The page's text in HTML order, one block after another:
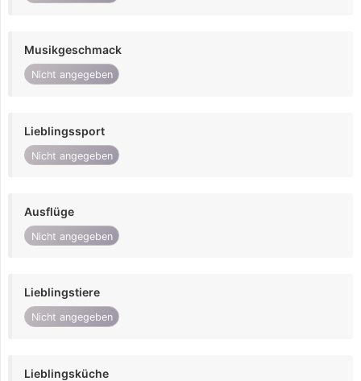
Musikgeschmack
Nicht angegeben
Lieblingssport
Nicht angegeben
Ausflüge
Nicht angegeben
Lieblingstiere
Nicht angegeben
Lieblingsküche